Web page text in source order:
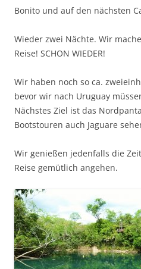
Bonito und auf den nächsten
Wieder zwei Nächte. Wir
Reise! SCHON WIEDER!
Wir haben noch so ca.
bevor wir nach Uruguay
Nächstes Ziel ist das
Bootstouren auch Jaguare
Wir genießen jedenfalls die
Reise gemütlich angehen.